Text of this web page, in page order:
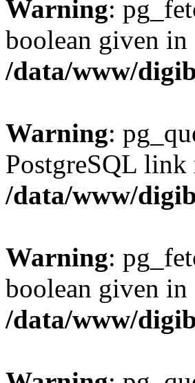
Warning:
boolean given in
/data/www/
Warning:
PostgreSQL link
/data/www/
Warning:
boolean given in
/data/www/